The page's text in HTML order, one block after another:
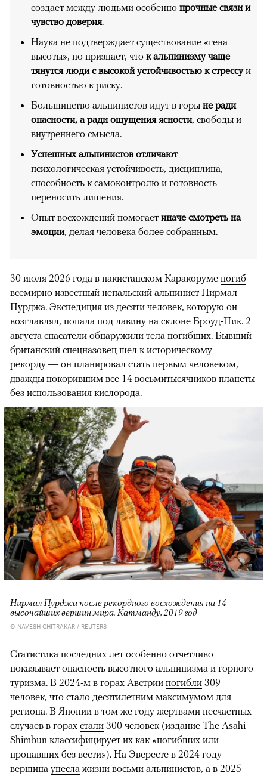
создает между людьми особенно прочные связи и
чувство доверия.
Наука не подтверждает существование «гена
высоты», но признает, что к альпинизму чаще
тянутся люди с высокой устойчивостью к стрессуи
готовностью к риску.
Большинство альпинистов идут в горы не ради
опасности, а ради ощущения ясности, свободы и
внутреннего смысла.
Успешных альпинистов отличают
психологическая устойчивость, дисциплина,
способность к самоконтролю и готовность
переносить лишения.
Опыт восхождений помогает иначе смотреть на
эмоции, делая человека более собранным.
30 июля 2026 года в пакистанском Каракоруме погиб
всемирно известный непальский альпинист Нирмал
Пурджа. Экспедиция из десяти человек, которую он
возглавлял, попала под лавину на склоне Броуд-Пик. 2
августа спасатели обнаружили тела погибших. Бывший
британский спецназовец шел к историческому
рекорду — он планировал стать первым человеком,
дважды покорившим все 14 восьмитысячников планеты
без использования кислорода.
Нирмал Пурджа после рекордного восхождения на 14
высочайших вершин мира. Катманду, 2019 год
© NAVESH CHITRAKAR / REUTERS
Статистика последних лет особенно отчетливо
показывает опасность высотного альпинизма и горного
туризма. В 2024-м в горах Австрии погибли 309
человек, что стало десятилетним максимумом для
региона. В Японии в том же году жертвами несчастных
случаев в горах стали 300 человек (издание The Asahi
Shimbun классифицирует их как «погибших или
пропавших без вести»). На Эвересте в 2024 году
вершина унесла жизни восьми альпинистов, а в 2025-